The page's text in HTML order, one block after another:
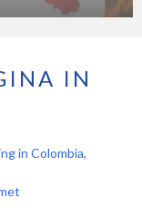
IN
in Colombia,